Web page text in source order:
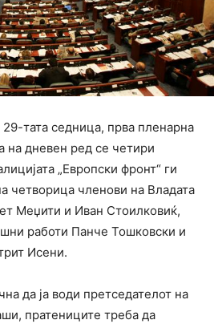
тата седница, прва пленарна
на дневен ред се четири
„Европски фронт“ ги
четворица членови на Владата
Меџити и Иван Стоилковиќ,
работи Панче Тошковски и
Исени.
да ја води претседателот на
пратениците треба да